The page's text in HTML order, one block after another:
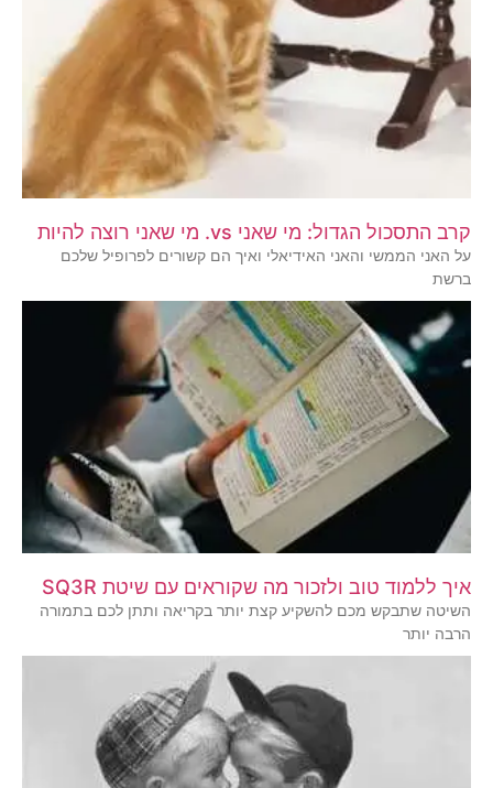
קרב התסכול הגדול: מי שאני vs. מי שאני רוצה להיות
על האני הממשי והאני האידיאלי ואיך הם קשורים לפרופיל שלכם
ברשת
איך ללמוד טוב ולזכור מה שקוראים עם שיטת SQ3R
השיטה שתבקש מכם להשקיע קצת יותר בקריאה ותתן לכם בתמורה
הרבה יותר